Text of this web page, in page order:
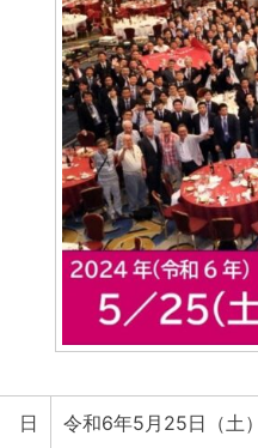
日 令和6年5月25日（土）